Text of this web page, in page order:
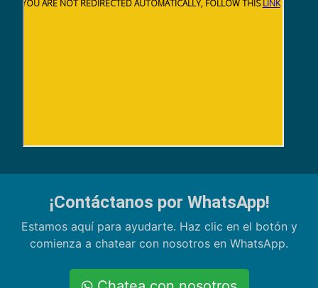
¡Contáctanos por WhatsApp!
Estamos aquí para ayudarte. Haz clic en el botón y
comienza a chatear con nosotros en WhatsApp.